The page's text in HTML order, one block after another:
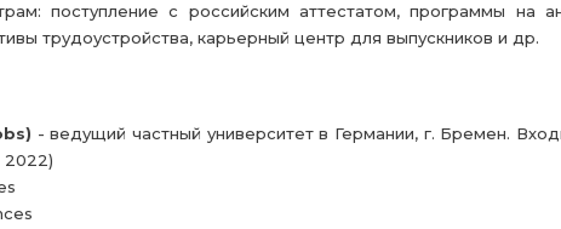
поступление с российским аттестатом, программы на
трудоустройства, карьерный центр для выпускников и др.
- ведущий частный университет в Германии, г. Бремен.
2022)